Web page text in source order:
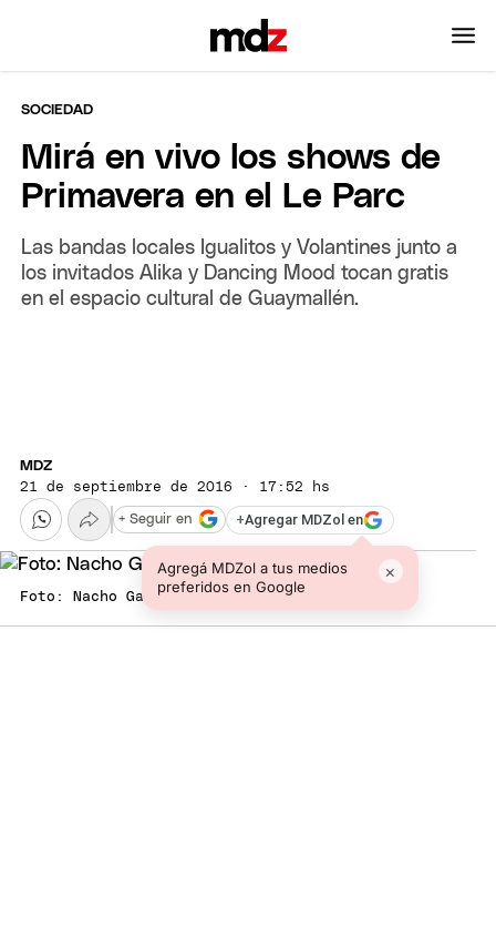
SOCIEDAD
Mirá en vivo los shows de
Primavera en el Le Parc
Las bandas locales Igualitos y Volantines junto a
los invitados Alika y Dancing Mood tocan gratis
en el espacio cultural de Guaymallén.
MDZ
21 de septiembre de 2016 · 17:52 hs
+Agregar MDZol en
Agregá MDZol a tus medios
preferidos en Google
×
+ Seguir en
Foto: Nacho Gaffuri / MDZ